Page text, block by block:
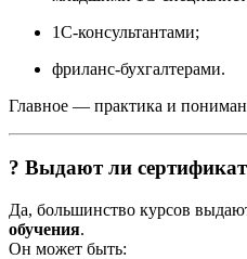
1С-консультантами;
фриланс-бухгалтерами.
Главное — практика и
? Выдают ли
Да, большинство курсов
обучения.
Он может быть: